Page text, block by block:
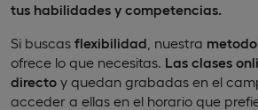
tus habilidades y competencias.
Si buscas flexibilidad , nuestra
ofrece lo que necesitas. Las clases
directo y quedan grabadas en el
acceder a ellas en el horario que